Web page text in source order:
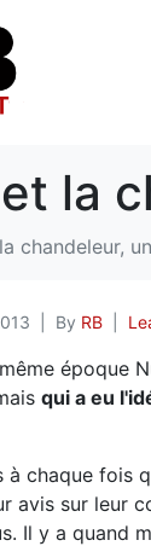
la
chandeleur,
By RB
époque
qui a eu
à chaque fois
avis sur leur
Il y a quand